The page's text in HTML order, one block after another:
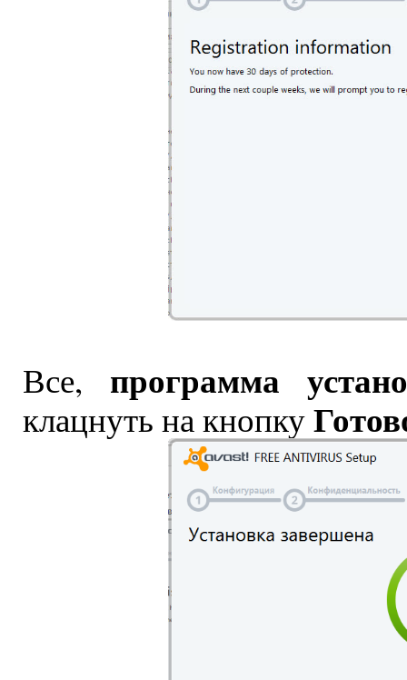
Все, программа
клацнуть на кнопку